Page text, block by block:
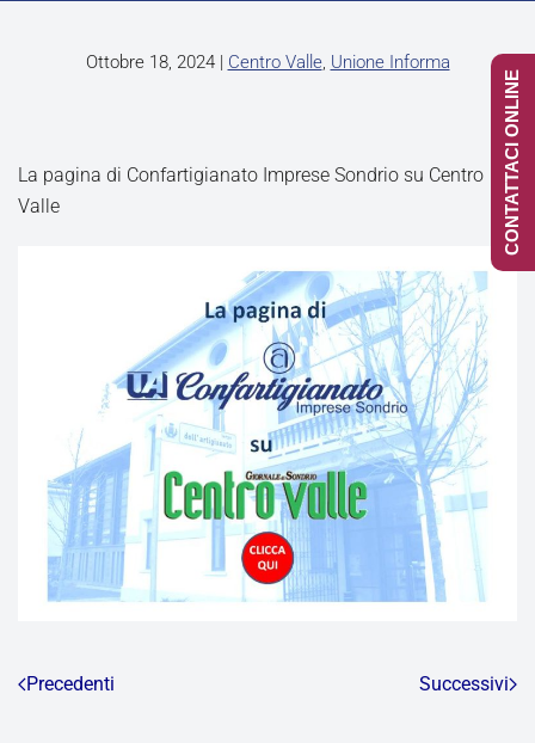
Ottobre 18, 2024| Centro Valle, Unione Informa
La pagina di Confartigianato Imprese Sondrio su Centro
Valle
Precedenti Successivi
CONTATTACI ONLINE